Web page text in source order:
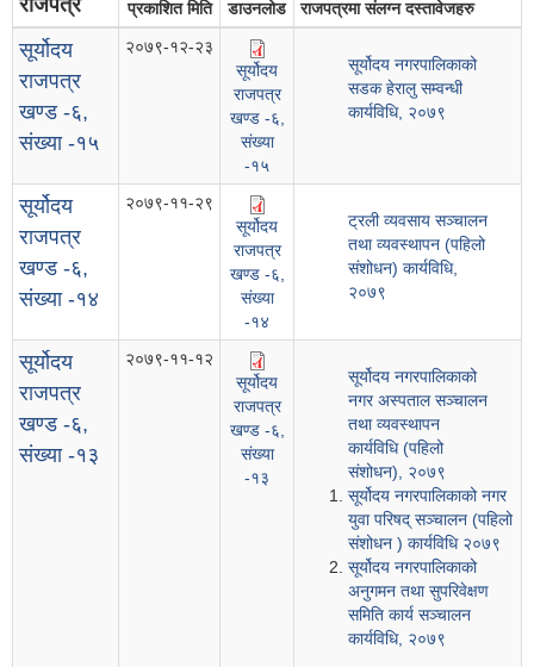
राजपत्र प्रकाशित मिति
डाउनलोड
राजपत्रमा संलग्न दस्तावेजहरु
सूर्योदय
राजपत्र
खण्ड -६,
संख्या -१५
२०७९-१२-२३
सूर्योदय
राजपत्र
खण्ड -६,
संख्या
-१५
सूर्योदय नगरपालिकाको
सडक हेरालु सम्वन्धी
कार्यविधि, २०७९
सूर्योदय
राजपत्र
खण्ड -६,
संख्या -१४
२०७९-११-२९
सूर्योदय
राजपत्र
खण्ड -६,
संख्या
-१४
ट्रली व्यवसाय सञ्चालन
तथा व्यवस्थापन (पहिलो
संशोधन) कार्यविधि,
२०७९
सूर्योदय
राजपत्र
खण्ड -६,
संख्या -१३
२०७९-११-१२
सूर्योदय
राजपत्र
खण्ड -६,
संख्या
-१३
सूर्योदय नगरपालिकाको
नगर अस्पताल सञ्चालन
तथा व्यवस्थापन
कार्यविधि (पहिलो
संशोधन), २०७९
सूर्योदय नगरपालिकाको नगर
युवा परिषद् सञ्चालन (पहिलो
संशोधन ) कार्यविधि २०७९
सूर्योदय नगरपालिकाको
अनुगमन तथा सुपरिवेक्षण
समिति कार्य सञ्चालन
कार्यविधि, २०७९